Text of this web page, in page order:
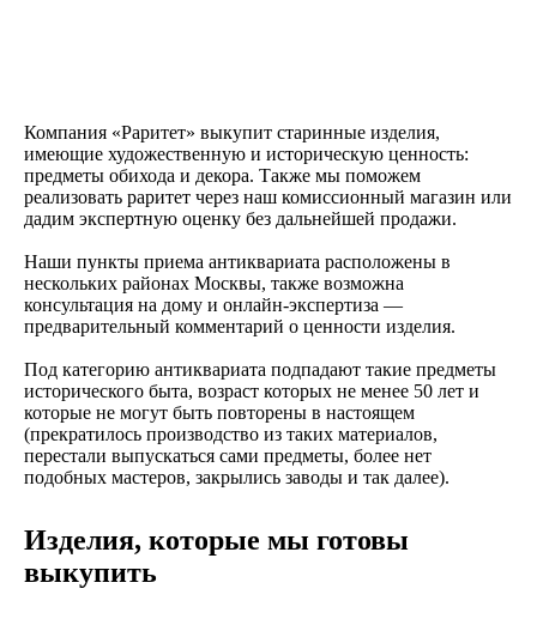
Компания «Раритет» выкупит старинные изделия,
имеющие художественную и историческую ценность:
предметы обихода и декора. Также мы поможем
реализовать раритет через наш комиссионный магазин или
дадим экспертную оценку без дальнейшей продажи.
Наши пункты приема антиквариата расположены в
нескольких районах Москвы, также возможна
консультация на дому и онлайн-экспертиза —
предварительный комментарий о ценности изделия.
Под категорию антиквариата подпадают такие предметы
исторического быта, возраст которых не менее 50 лет и
которые не могут быть повторены в настоящем
(прекратилось производство из таких материалов,
перестали выпускаться сами предметы, более нет
подобных мастеров, закрылись заводы и так далее).
Изделия, которые мы готовы
выкупить